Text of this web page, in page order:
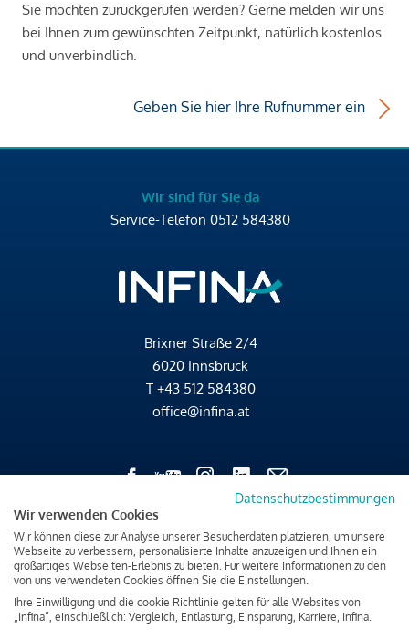
Sie möchten zurückgerufen werden? Gerne melden wir uns
bei Ihnen zum gewünschten Zeitpunkt, natürlich kostenlos
und unverbindlich.
Geben Sie hier Ihre Rufnummer ein
Wir sind für Sie da
Service-Telefon 0512 584380
Brixner Straße 2/4
6020 Innsbruck
T +43 512 584380
office@infina.at
Impressum
Datenschutz & Cookies
Verbraucherschutzinformation & rechtliche Hinweise
Datenschutzbestimmungen
Wir verwenden Cookies
Wir können diese zur Analyse unserer Besucherdaten platzieren, um unsere
Webseite zu verbessern, personalisierte Inhalte anzuzeigen und Ihnen ein
großartiges Webseiten-Erlebnis zu bieten. Für weitere Informationen zu den
von uns verwendeten Cookies öffnen Sie die Einstellungen.
Ihre Einwilligung und die cookie Richtlinie gelten für alle Websites von
„Infina“, einschließlich: Vergleich, Entlastung, Einsparung, Karriere, Infina.